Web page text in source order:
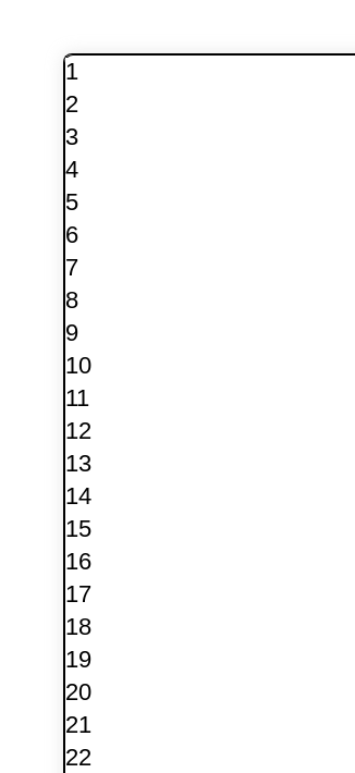
1
2
3
4
5
6
7
8
9
10
11
12
13
14
15
16
17
18
19
20
21
22